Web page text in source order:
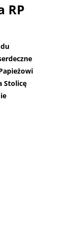
RP
Stolicę